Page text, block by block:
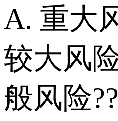
A. 重大
较大风
般风险